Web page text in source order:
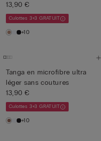
13,90 €
Culottes 3+3 GRATUIT
+10
Tanga en microfibre ultra
léger sans coutures
13,90 €
Culottes 3+3 GRATUIT
+10